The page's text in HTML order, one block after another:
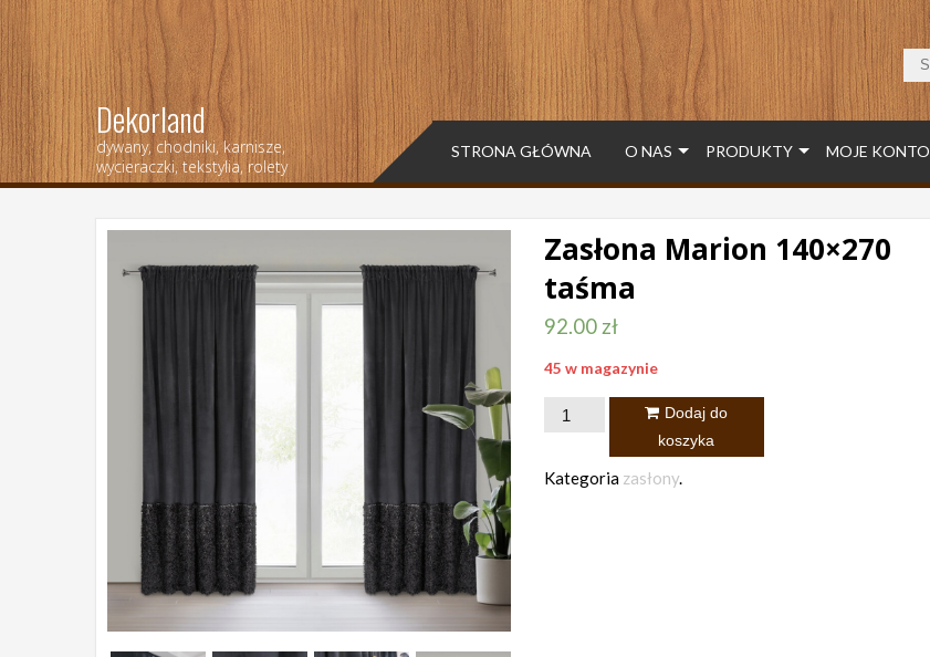
Dekorland
dywany, chodniki, karnisze,
wycieraczki, tekstylia, rolety
STRONA GŁÓWNA O NAS PRODUKTY MOJE KONTO
Zasłona Marion 140×270
taśma
92.00 zł
45 w magazynie
ilość
Marion
Dodaj do
koszyka
Kategoria zasłony.